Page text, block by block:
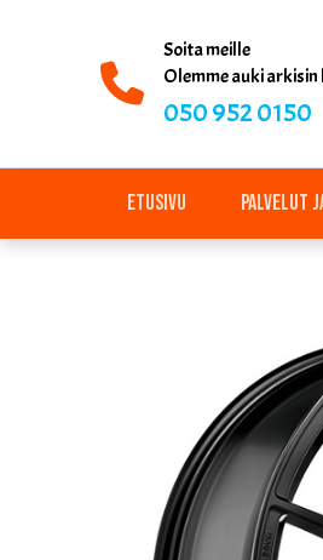
Soita meille
Olemme auki
050 952 0150
Etusivu Palvelut